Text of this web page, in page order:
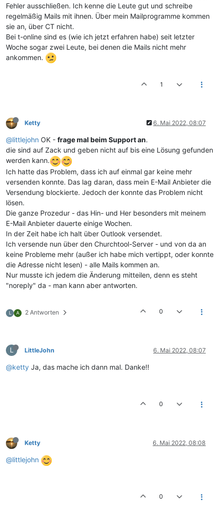
Fehler ausschließen. Ich kenne die Leute gut und schreibe
regelmäßig Mails mit ihnen. Über mein Mailprogramme kommen
sie an, über CT nicht.
Bei t-online sind es (wie ich jetzt erfahren habe) seit letzter
Woche sogar zwei Leute, bei denen die Mails nicht mehr
ankommen.
1
Ketty 6. Mai 2022, 08:07
@littlejohn OK - frage mal beim Support an.
die sind auf Zack und geben nicht auf bis eine Lösung gefunden
werden kann.
Ich hatte das Problem, dass ich auf einmal gar keine mehr
versenden konnte. Das lag daran, dass mein E-Mail Anbieter die
Versendung blockierte. Jedoch der konnte das Problem nicht
lösen.
Die ganze Prozedur - das Hin- und Her besonders mit meinem
E-Mail Anbieter dauerte einige Wochen.
In der Zeit habe ich halt über Outlook versendet.
Ich versende nun über den Churchtool-Server - und von da an
keine Probleme mehr (außer ich habe mich vertippt, oder konnte
die Adresse nicht lesen) - alle Mails kommen an.
Nur musste ich jedem die Änderung mitteilen, denn es steht
"noreply" da - man kann aber antworten.
L A 2 Antworten 0
L LittleJohn 6. Mai 2022, 08:07
@ketty Ja, das mache ich dann mal. Danke!!
0
Ketty 6. Mai 2022, 08:08
@littlejohn
0